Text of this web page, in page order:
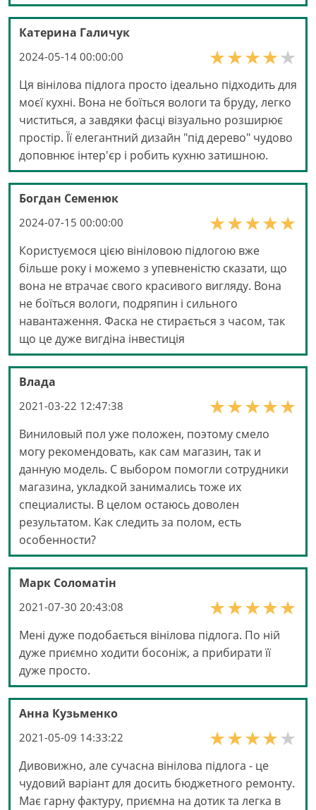
Катерина Галичук
2024-05-14 00:00:00
Ця вінілова підлога просто ідеально підходить для
моєї кухні. Вона не боїться вологи та бруду, легко
чиститься, а завдяки фасці візуально розширює
простір. Її елегантний дизайн "під дерево" чудово
доповнює інтер'єр і робить кухню затишною.
Богдан Семенюк
2024-07-15 00:00:00
Користуємося цією вініловою підлогою вже
більше року і можемо з упевненістю сказати, що
вона не втрачає свого красивого вигляду. Вона
не боїться вологи, подряпин і сильного
навантаження. Фаска не стирається з часом, так
що це дуже вигдіна інвестиція
Влада
2021-03-22 12:47:38
Виниловый пол уже положен, поэтому смело
могу рекомендовать, как сам магазин, так и
данную модель. С выбором помогли сотрудники
магазина, укладкой занимались тоже их
специалисты. В целом остаюсь доволен
результатом. Как следить за полом, есть
особенности?
Марк Соломатін
2021-07-30 20:43:08
Мені дуже подобається вінілова підлога. По ній
дуже приємно ходити босоніж, а прибирати її
дуже просто.
Анна Кузьменко
2021-05-09 14:33:22
Дивовижно, але сучасна вінілова підлога - це
чудовий варіант для досить бюджетного ремонту.
Має гарну фактуру, приємна на дотик та легка в